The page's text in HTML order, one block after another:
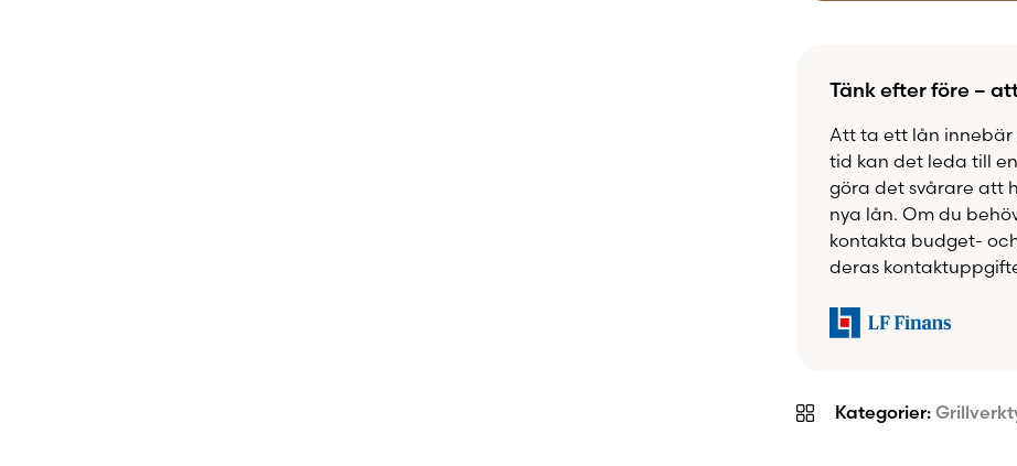
Char-Griller Meat
nybörjare och erfarna
resultat hemma i
Fördelar
Perfekta för pulled
kött
Riv, lyft och
Ergonomiska
Kategorier:
Tänk efter före –
Att ta ett lån innebär
tid kan det leda till
göra det svårare att
nya lån. Om du
kontakta budget-
deras